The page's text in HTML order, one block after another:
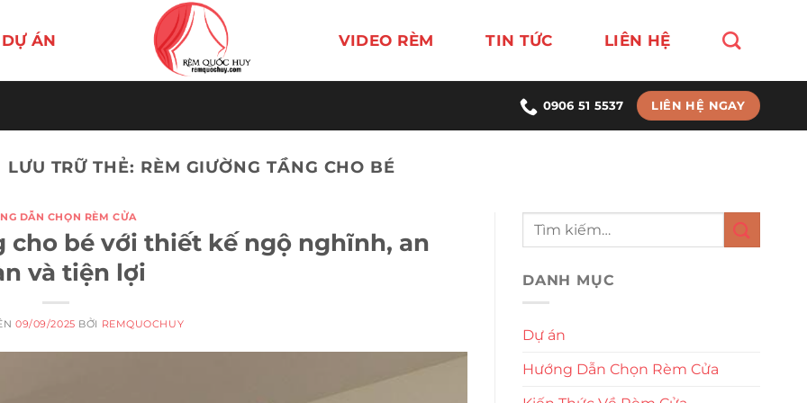
DỰ ÁN VIDEO RÈM TIN TỨC LIÊN HỆ
0906 51 5537 LIÊN HỆ NGAY
LƯU TRỮ THẺ: RÈM GIƯỜNG TẦNG CHO BÉ
DẪN CHỌN RÈM CỬA
cho bé với thiết kế ngộ nghĩnh, an
và tiện lợi
09/09/2025 BỞI REMQUOCHUY
DANH MỤC
Dự án
Hướng Dẫn Chọn Rèm Cửa